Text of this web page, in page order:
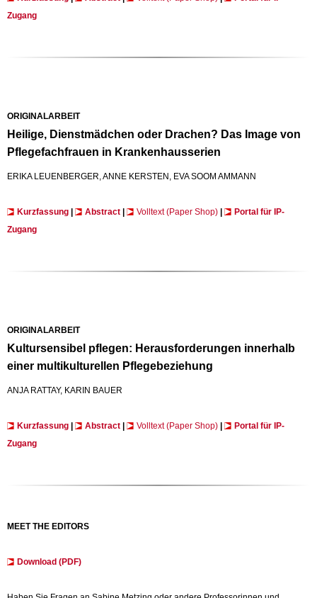
Zugang
ORIGINALARBEIT
Heilige, Dienstmädchen oder Drachen? Das Image von
Pflegefachfrauen in Krankenhausserien
ERIKA LEUENBERGER, ANNE KERSTEN, EVA SOOM AMMANN
Kurzfassung Abstract Volltext (Paper Shop)
Portal für IP-
Zugang
ORIGINALARBEIT
Kultursensibel pflegen: Herausforderungen innerhalb
einer multikulturellen Pflegebeziehung
ANJA RATTAY, KARIN BAUER
Kurzfassung Abstract Volltext (Paper Shop)
Portal für IP-
Zugang
MEET THE EDITORS
Download (PDF)